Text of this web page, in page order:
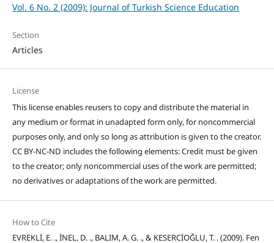
Vol. 6 No. 2 (2009): Journal of Turkish Science Education
Section
Articles
License
This license enables reusers to copy and distribute the material in
any medium or format in unadapted form only, for noncommercial
purposes only, and only so long as attribution is given to the creator.
CC BY-NC-ND includes the following elements: Credit must be given
to the creator; only noncommercial uses of the work are permitted;
no derivatives or adaptations of the work are permitted.
How to Cite
EVREKLİ, E. ., İNEL, D. ., BALIM, A. G. ., & KESERCİOĞLU, T. . (2009). Fen